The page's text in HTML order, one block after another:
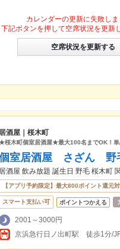
カレンダーの更新に失敗しま
下記ボタンを押して空席状況を更新
空席状況を更新する
居酒屋｜桜木町
桜木町個室居酒屋★最大100名までOK！
室居酒屋 さざん 野
居酒屋 飲み放題 誕生日 野毛 桜木町
【アプリ予約限定】最大800ポイント還元
スマート支払い可 ポイントつかえる
2001～3000円
京浜急行日ノ出町駅 徒歩1分/